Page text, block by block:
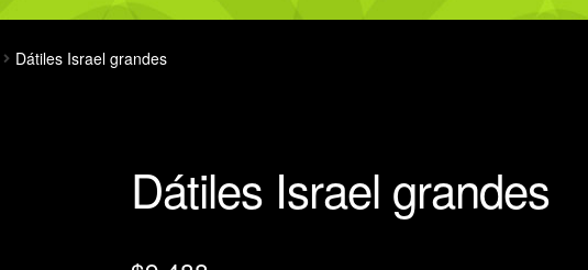
Dátiles Israel grandes
Dátiles Israel grandes